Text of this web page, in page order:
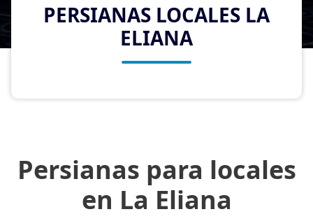
PERSIANAS LOCALES LA
ELIANA
Persianas para locales
en La Eliana